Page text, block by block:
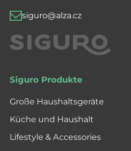
siguro@alza.cz
Siguro Produkte
Große Haushaltsgeräte
Küche und Haushalt
Lifestyle & Accessories